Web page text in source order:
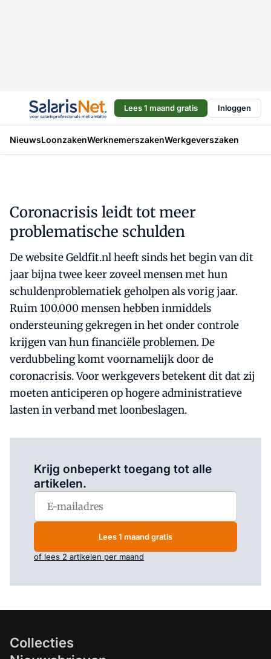
Lees 1 maand gratis Inloggen
NieuwsLoonzakenWerknemerszakenWerkgeverszaken
Coronacrisis leidt tot meer
problematische schulden
De website Geldfit.nl heeft sinds het begin van dit
jaar bijna twee keer zoveel mensen met hun
schuldenproblematiek geholpen als vorig jaar.
Ruim 100.000 mensen hebben inmiddels
ondersteuning gekregen in het onder controle
krijgen van hun financiële problemen. De
verdubbeling komt voornamelijk door de
coronacrisis. Voor werkgevers betekent dit dat zij
moeten anticiperen op hogere administratieve
lasten in verband met loonbeslagen.
Krijg onbeperkt toegang tot alle
artikelen.
Lees 1 maand gratis
of lees 2 artikelen per maand
Collecties